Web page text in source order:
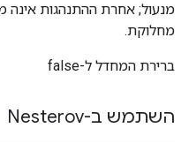
מנעול; אחרת ההתנהגות אינה
מחלוקת.
ברירת המחדל ל-false
השתמש ב-Nesterov